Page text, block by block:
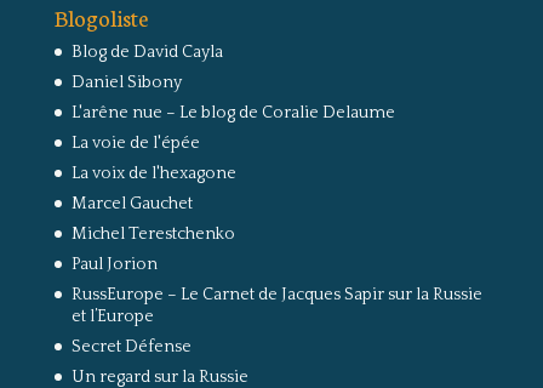
Blogoliste
Blog de David Cayla
Daniel Sibony
L'arêne nue – Le blog de Coralie Delaume
La voie de l'épée
La voix de l'hexagone
Marcel Gauchet
Michel Terestchenko
Paul Jorion
RussEurope – Le Carnet de Jacques Sapir sur la Russie
et l’Europe
Secret Défense
Un regard sur la Russie